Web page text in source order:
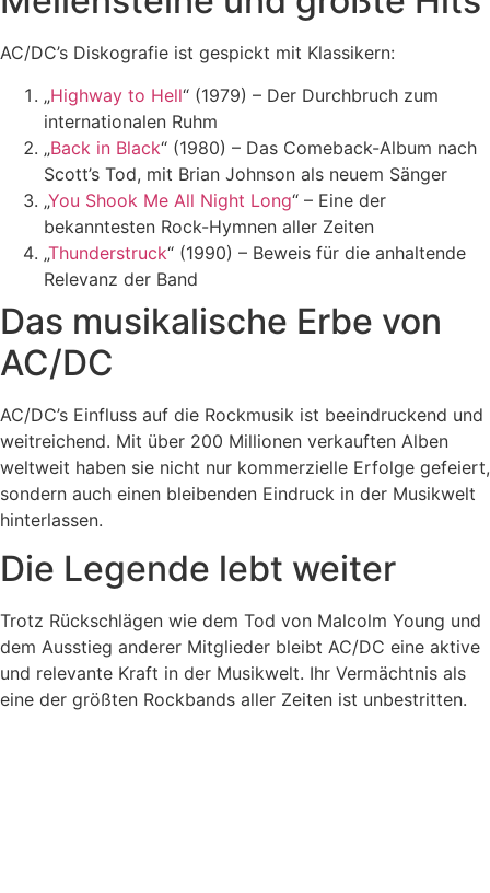
AC/DC’s Diskografie ist gespickt mit Klassikern:
„Highway to Hell“ (1979) – Der Durchbruch zum
internationalen Ruhm
„Back in Black“ (1980) – Das Comeback-Album nach
Scott’s Tod, mit Brian Johnson als neuem Sänger
„You Shook Me All Night Long“ – Eine der
bekanntesten Rock-Hymnen aller Zeiten
„Thunderstruck“ (1990) – Beweis für die anhaltende
Relevanz der Band
Das musikalische Erbe von
AC/DC
AC/DC’s Einfluss auf die Rockmusik ist beeindruckend und
weitreichend. Mit über 200 Millionen verkauften Alben
weltweit haben sie nicht nur kommerzielle Erfolge gefeiert,
sondern auch einen bleibenden Eindruck in der Musikwelt
hinterlassen.
Die Legende lebt weiter
Trotz Rückschlägen wie dem Tod von Malcolm Young und
dem Ausstieg anderer Mitglieder bleibt AC/DC eine aktive
und relevante Kraft in der Musikwelt. Ihr Vermächtnis als
eine der größten Rockbands aller Zeiten ist unbestritten.